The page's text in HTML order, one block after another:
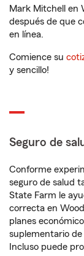
Mark Mitchell en
después de que
en línea.
Comience su
y sencillo!
Seguro de
Conforme
seguro de salud
State Farm le
correcta en
planes
suplementario
Incluso puede